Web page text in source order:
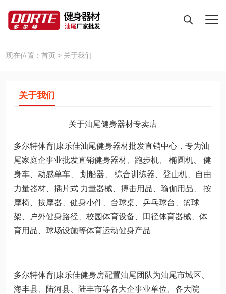
现在位置： 首页 > 关于我们
关于我们
关于汕尾健身器材专卖店
多尔特体育|康乐佳汕尾健身器材批发直销中心，专为汕
尾家庭企事业批发直销健身器材、跑步机、 椭圆机、 健
身车、动感单车、 划船器、 综合训练器、登山机、自由
力量器材、插片式 力量器械、搏击用品、瑜伽用品、 按
摩椅、按摩器、健身小件、台球桌、乒乓球台、篮球
架、户外健身路径、校园体育设备、田径体育器械、体
育用品、球场设施等体育运动健身产品
多尔特体育|康乐佳健身房配置汕尾团队为汕尾市城区、
海丰县、陆河县、陆丰市等各大企事业单位、各大院